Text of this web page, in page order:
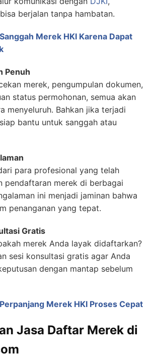
berjalan tanpa hambatan.
Merek HKI Karena Dapat
Penuh
merek, pengumpulan dokumen,
status permohonan, semua akan
menyeluruh. Bahkan jika terjadi
bantu untuk sanggah atau
para profesional yang telah
pendaftaran merek di berbagai
ini menjadi jaminan bahwa
penanganan yang tepat.
Gratis
merek Anda layak didaftarkan?
sesi konsultasi gratis agar Anda
dengan mantap sebelum
Merek HKI Proses Cepat
Jasa Daftar Merek di